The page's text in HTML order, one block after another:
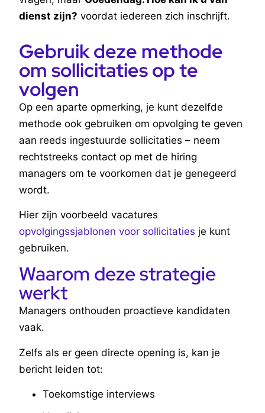
dienst zijn? voordat iedereen zich inschrijft.
Gebruik deze methode
om sollicitaties op te
volgen
Op een aparte opmerking, je kunt dezelfde
methode ook gebruiken om opvolging te geven
aan reeds ingestuurde sollicitaties – neem
rechtstreeks contact op met de hiring
managers om te voorkomen dat je genegeerd
wordt.
Hier zijn voorbeeld vacatures
opvolgingssjablonen voor sollicitaties je kunt
gebruiken.
Waarom deze strategie
werkt
Managers onthouden proactieve kandidaten
vaak.
Zelfs als er geen directe opening is, kan je
bericht leiden tot:
Toekomstige interviews